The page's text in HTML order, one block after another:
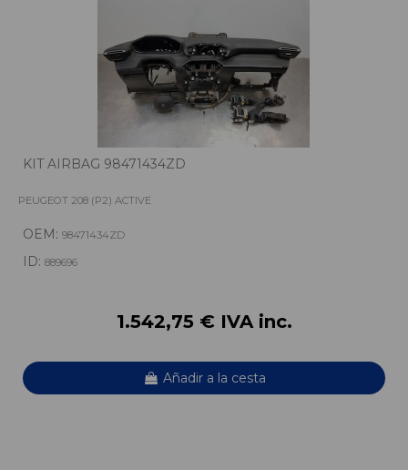
KIT AIRBAG 98471434ZD
PEUGEOT 208 (P2) ACTIVE
OEM: 98471434ZD
ID: 889696
1.542,75 € IVA inc.
Añadir a la cesta